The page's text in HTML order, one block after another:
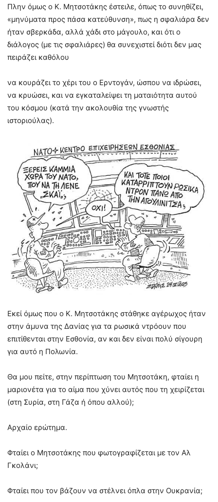
Πλην όμως ο Κ. Μητσοτάκης έστειλε, όπως το συνηθίζει,
«μηνύματα προς πάσα κατεύθυνση», πως η σφαλιάρα δεν
ήταν σβερκάδα, αλλά χάδι στο μάγουλο, και ότι ο
διάλογος (με τις σφαλιάρες) θα συνεχιστεί διότι δεν μας
πειράζει καθόλου
να κουράζει το χέρι του ο Ερντογάν, ώσπου να ιδρώσει,
να κρυώσει, και να εγκαταλείψει τη ματαιότητα αυτού
του κόσμου (κατά την ακολουθία της γνωστής
ιστοριούλας).
Εκεί όμως που ο Κ. Μητσοτάκης στάθηκε αγέρωχος ήταν
στην άμυνα της Δανίας για τα ρωσικά ντρόουν που
επιτίθενται στην Εσθονία, αν και δεν είναι πολύ σίγουρη
για αυτό η Πολωνία.
Θα μου πείτε, στην περίπτωση του Μητσοτάκη, φταίει η
μαριονέτα για το αίμα που χύνει αυτός που τη χειρίζεται
(στη Συρία, στη Γάζα ή όπου αλλού);
Αρχαίο ερώτημα.
Φταίει ο Μητσοτάκης που φωτογραφίζεται με τον Αλ
Γκολάνι;
Φταίει που τον βάζουν να στέλνει όπλα στην Ουκρανία;